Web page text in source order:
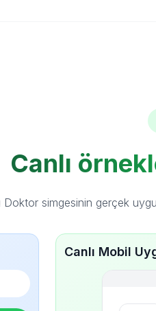
Canlı
Doktor simgesinin gerçek
Canlı Mobil